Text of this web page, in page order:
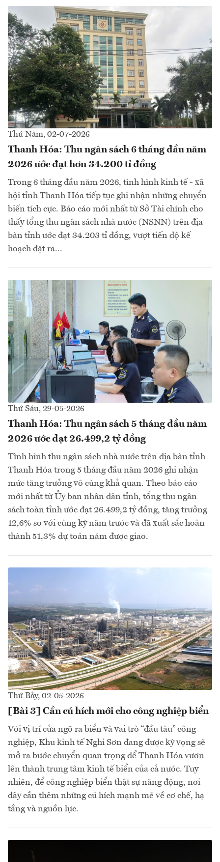
Thứ Năm, 02-07-2026
Thanh Hóa: Thu ngân sách 6 tháng đầu năm
2026 ước đạt hơn 34.200 tỉ đồng
Trong 6 tháng đầu năm 2026, tình hình kinh tế - xã
hội tỉnh Thanh Hóa tiếp tục ghi nhận những chuyển
biến tích cực. Báo cáo mới nhất từ Sở Tài chính cho
thấy tổng thu ngân sách nhà nước (NSNN) trên địa
bàn tỉnh ước đạt 34.203 tỉ đồng, vượt tiến độ kế
hoạch đặt ra...
Thứ Sáu, 29-05-2026
Thanh Hóa: Thu ngân sách 5 tháng đầu năm
2026 ước đạt 26.499,2 tỷ đồng
Tình hình thu ngân sách nhà nước trên địa bàn tỉnh
Thanh Hóa trong 5 tháng đầu năm 2026 ghi nhận
mức tăng trưởng vô cùng khả quan. Theo báo cáo
mới nhất từ Ủy ban nhân dân tỉnh, tổng thu ngân
sách toàn tỉnh ước đạt 26.499,2 tỷ đồng, tăng trưởng
12,6% so với cùng kỳ năm trước và đã xuất sắc hoàn
thành 51,3% dự toán năm được giao.
Thứ Bảy, 02-05-2026
[Bài 3] Cần cú hích mới cho công nghiệp biển
Với vị trí cửa ngõ ra biển và vai trò “đầu tàu” công
nghiệp, Khu kinh tế Nghi Sơn đang được kỳ vọng sẽ
mở ra bước chuyển quan trọng để Thanh Hóa vươn
lên thành trung tâm kinh tế biển của cả nước. Tuy
nhiên, để công nghiệp biển thật sự năng động, nơi
đây cần thêm những cú hích mạnh mẽ về cơ chế, hạ
tầng và nguồn lực.